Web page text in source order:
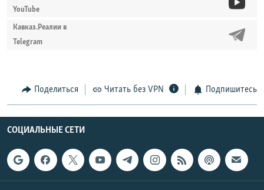
YouTube
Кавказ.Реалии в
Telegram
Поделиться Читать без VPN Подпишитесь
СОЦИАЛЬНЫЕ СЕТИ